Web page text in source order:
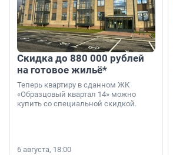
Скидка до 880 000 рублей
на готовое жильё*
Теперь квартиру в сданном ЖК
«Образцовый квартал 14» можно
купить со специальной скидкой.
6 августа, 18:00